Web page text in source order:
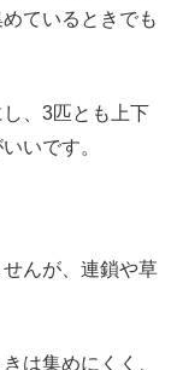
ているときでも
、3匹とも上下
いです。
んが、連鎖や草
は集めにくく、